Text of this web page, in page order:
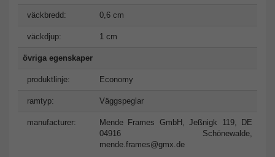
väckbredd: 0,6 cm
väckdjup: 1 cm
övriga egenskaper
produktlinje: Economy
ramtyp: Väggspeglar
manufacturer:
Mende Frames GmbH, Jeßnigk 119, DE
04916 Schönewalde,
mende.frames@gmx.de